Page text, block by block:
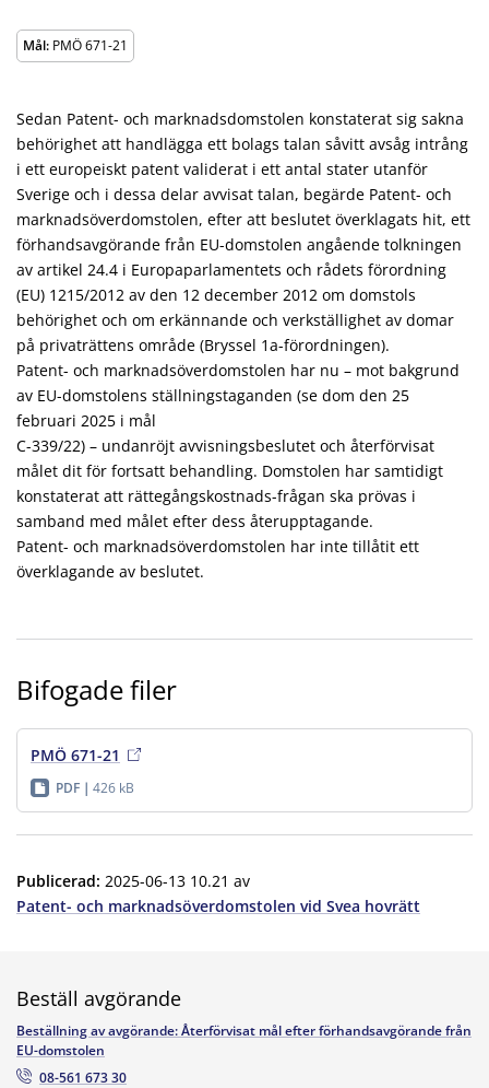
Mål: PMÖ 671-21
Sedan Patent- och marknadsdomstolen konstaterat sig sakna
behörighet att handlägga ett bolags talan såvitt avsåg intrång
i ett europeiskt patent validerat i ett antal stater utanför
Sverige och i dessa delar avvisat talan, begärde Patent- och
marknadsöverdomstolen, efter att beslutet överklagats hit, ett
förhandsavgörande från EU-domstolen angående tolkningen
av artikel 24.4 i Europaparlamentets och rådets förordning
(EU) 1215/2012 av den 12 december 2012 om domstols
behörighet och om erkännande och verkställighet av domar
på privaträttens område (Bryssel 1a-förordningen).
Patent- och marknadsöverdomstolen har nu – mot bakgrund
av EU-domstolens ställningstaganden (se dom den 25
februari 2025 i mål
C-339/22) – undanröjt avvisningsbeslutet och återförvisat
målet dit för fortsatt behandling. Domstolen har samtidigt
konstaterat att rättegångskostnads-frågan ska prövas i
samband med målet efter dess återupptagande.
Patent- och marknadsöverdomstolen har inte tillåtit ett
överklagande av beslutet.
Bifogade filer
PMÖ 671-21
PDF 426 kB
Publicerad: 2025-06-13 10.21 av
Patent- och marknadsöverdomstolen vid Svea hovrätt
Beställ avgörande
Beställning av avgörande: Återförvisat mål efter förhandsavgörande från
EU-domstolen
08-561 673 30